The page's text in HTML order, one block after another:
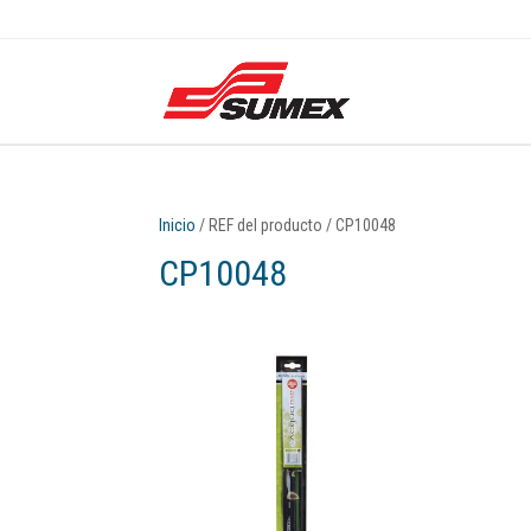
Inicio / REF del producto / CP10048
CP10048